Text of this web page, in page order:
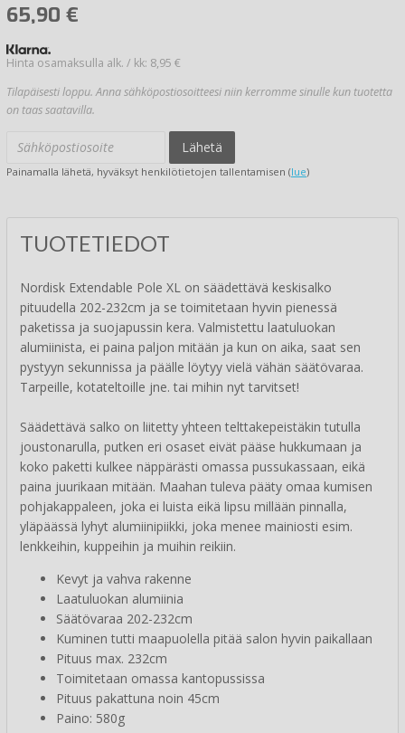
65,90 €
Hinta osamaksulla alk. / kk: 8,95 €
Tilapäisesti loppu. Anna sähköpostiosoitteesi niin kerromme sinulle kun tuotetta
on taas saatavilla.
Lähetä
Painamalla lähetä, hyväksyt henkilötietojen tallentamisen (lue)
TUOTETIEDOT
Nordisk Extendable Pole XL on säädettävä keskisalko
pituudella 202-232cm ja se toimitetaan hyvin pienessä
paketissa ja suojapussin kera. Valmistettu laatuluokan
alumiinista, ei paina paljon mitään ja kun on aika, saat sen
pystyyn sekunnissa ja päälle löytyy vielä vähän säätövaraa.
Tarpeille, kotateltoille jne. tai mihin nyt tarvitset!
Säädettävä salko on liitetty yhteen telttakepeistäkin tutulla
joustonarulla, putken eri osaset eivät pääse hukkumaan ja
koko paketti kulkee näppärästi omassa pussukassaan, eikä
paina juurikaan mitään. Maahan tuleva pääty omaa kumisen
pohjakappaleen, joka ei luista eikä lipsu millään pinnalla,
yläpäässä lyhyt alumiinipiikki, joka menee mainiosti esim.
lenkkeihin, kuppeihin ja muihin reikiin.
Kevyt ja vahva rakenne
Laatuluokan alumiinia
Säätövaraa 202-232cm
Kuminen tutti maapuolella pitää salon hyvin paikallaan
Pituus max. 232cm
Toimitetaan omassa kantopussissa
Pituus pakattuna noin 45cm
Paino: 580g